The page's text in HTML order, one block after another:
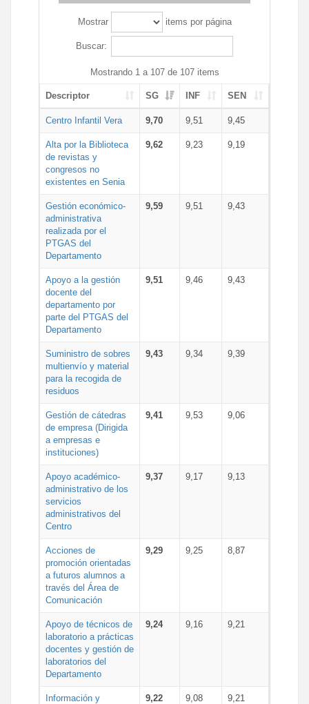
Mostrar items por página
Buscar:
Mostrando 1 a 107 de 107 items
Descriptor SG INF SEN
Centro Infantil Vera 9,70 9,51 9,45
Alta por la Biblioteca
de revistas y
congresos no
existentes en Senia
9,62 9,23 9,19
Gestión económico-
administrativa
realizada por el
PTGAS del
Departamento
9,59 9,51 9,43
Apoyo a la gestión
docente del
departamento por
parte del PTGAS del
Departamento
9,51 9,46 9,43
Suministro de sobres
multienvío y material
para la recogida de
residuos
9,43 9,34 9,39
Gestión de cátedras
de empresa (Dirigida
a empresas e
instituciones)
9,41 9,53 9,06
Apoyo académico-
administrativo de los
servicios
administrativos del
Centro
9,37 9,17 9,13
Acciones de
promoción orientadas
a futuros alumnos a
través del Área de
Comunicación
9,29 9,25 8,87
Apoyo de técnicos de
laboratorio a prácticas
docentes y gestión de
laboratorios del
Departamento
9,24 9,16 9,21
Información y
9,22 9,08 9,21